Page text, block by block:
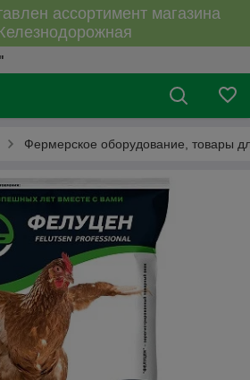
ассортимент магазина
Фермерское оборудование, товары